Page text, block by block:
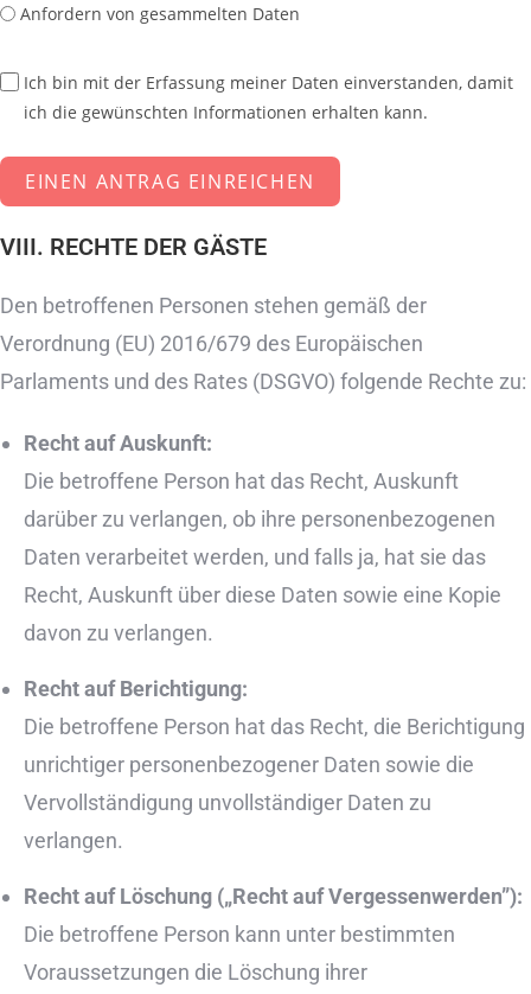
Anfordern von gesammelten Daten
Ich bin mit der Erfassung meiner Daten einverstanden, damit
ich die gewünschten Informationen erhalten kann.
EINEN ANTRAG EINREICHEN
VIII. RECHTE DER GÄSTE
Den betroffenen Personen stehen gemäß der
Verordnung (EU) 2016/679 des Europäischen
Parlaments und des Rates (DSGVO) folgende Rechte zu:
Recht auf Auskunft:
Die betroffene Person hat das Recht, Auskunft
darüber zu verlangen, ob ihre personenbezogenen
Daten verarbeitet werden, und falls ja, hat sie das
Recht, Auskunft über diese Daten sowie eine Kopie
davon zu verlangen.
Recht auf Berichtigung:
Die betroffene Person hat das Recht, die Berichtigung
unrichtiger personenbezogener Daten sowie die
Vervollständigung unvollständiger Daten zu
verlangen.
Recht auf Löschung („Recht auf Vergessenwerden”):
Die betroffene Person kann unter bestimmten
Voraussetzungen die Löschung ihrer